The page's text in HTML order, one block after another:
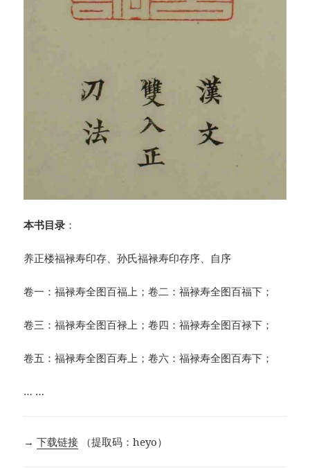
本书目录 ：
养正楼福禄寿印存、孙氏福禄寿印存序、自序
卷一：福禄寿全图百福上；卷二：福禄寿全图百福下；
卷三：福禄寿全图百禄上；卷四：福禄寿全图百禄下；
卷五：福禄寿全图百寿上；卷六：福禄寿全图百寿下；
… …
→下载链接 （提取码：heyo）